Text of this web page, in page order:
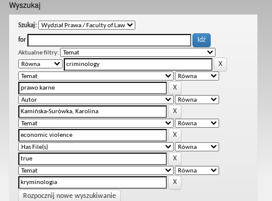
Wyszukaj
Szukaj:
for
Aktualne filtry:
Rozpocznij nowe wyszukiwanie